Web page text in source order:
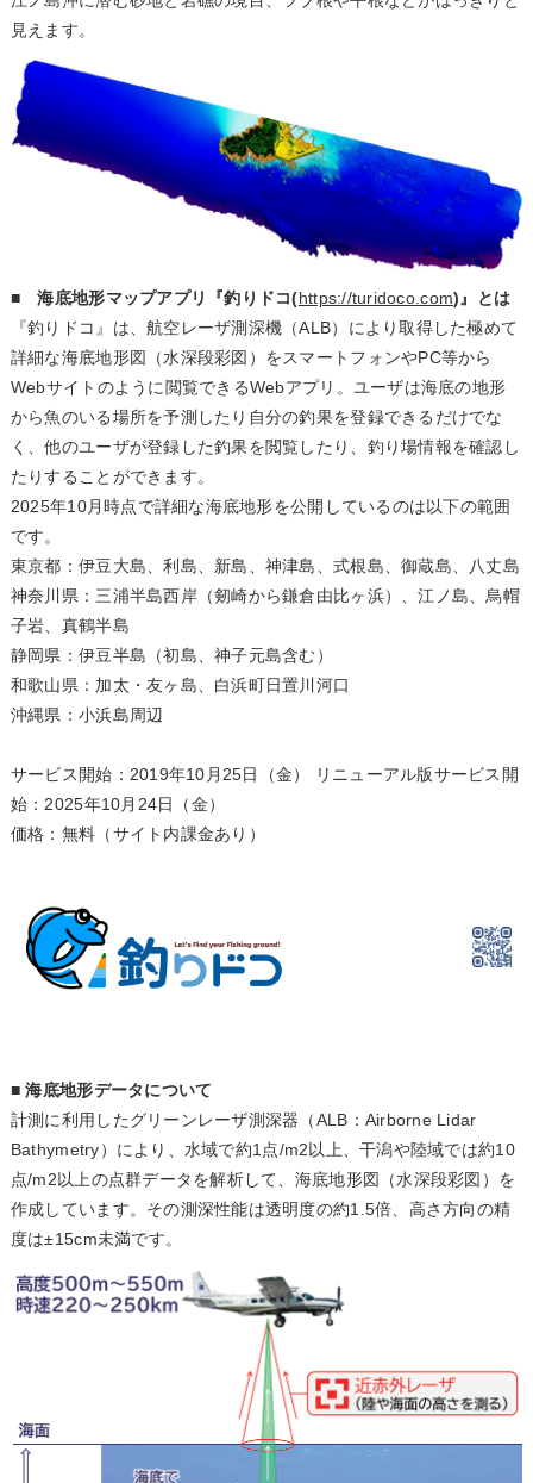
見えます。
■ 海底地形マップアプリ『釣りドコ(https://turidoco.com)』とは
『釣りドコ』は、航空レーザ測深機（ALB）により取得した極めて
詳細な海底地形図（水深段彩図）をスマートフォンやPC等から
Webサイトのように閲覧できるWebアプリ。ユーザは海底の地形
から魚のいる場所を予測したり自分の釣果を登録できるだけでな
く、他のユーザが登録した釣果を閲覧したり、釣り場情報を確認し
たりすることができます。
2025年10月時点で詳細な海底地形を公開しているのは以下の範囲
です。
東京都：伊豆大島、利島、新島、神津島、式根島、御蔵島、八丈島
神奈川県：三浦半島西岸（剱崎から鎌倉由比ヶ浜）、江ノ島、烏帽
子岩、真鶴半島
静岡県：伊豆半島（初島、神子元島含む）
和歌山県：加太・友ヶ島、白浜町日置川河口
沖縄県：小浜島周辺
サービス開始：2019年10月25日（金） リニューアル版サービス開
始：2025年10月24日（金）
価格：無料（サイト内課金あり）
■ 海底地形データについて
計測に利用したグリーンレーザ測深器（ALB：Airborne Lidar
Bathymetry）により、水域で約1点/m2以上、干潟や陸域では約10
点/m2以上の点群データを解析して、海底地形図（水深段彩図）を
作成しています。その測深性能は透明度の約1.5倍、高さ方向の精
度は±15cm未満です。